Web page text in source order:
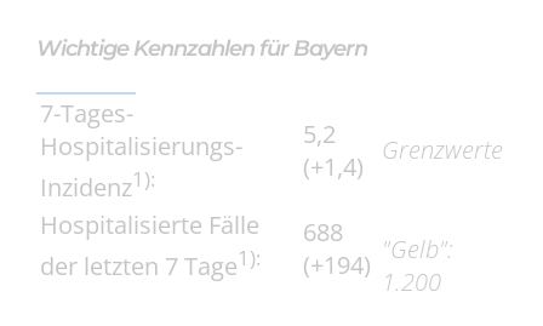
Wichtige Kennzahlen für Bayern
7-Tages-
Hospitalisierungs-
Inzidenz1):
5,2
(+1,4)
Grenzwerte
Hospitalisierte Fälle
der letzten 7 Tage1):
688
(+194) "Gelb":
1.200